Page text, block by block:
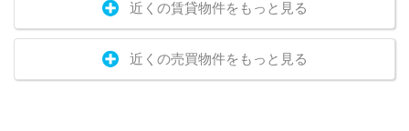
近くの賃貸物件をもっと見る
近くの売買物件をもっと見る